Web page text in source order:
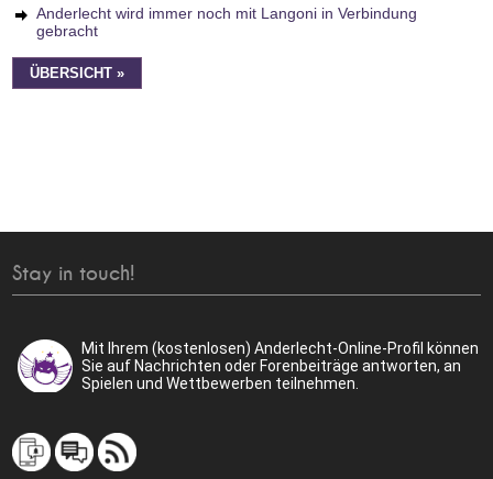
Anderlecht wird immer noch mit Langoni in Verbindung
gebracht
ÜBERSICHT »
Stay in touch!
Mit Ihrem (kostenlosen) Anderlecht-Online-Profil können
Sie auf Nachrichten oder Forenbeiträge antworten, an
Spielen und Wettbewerben teilnehmen.